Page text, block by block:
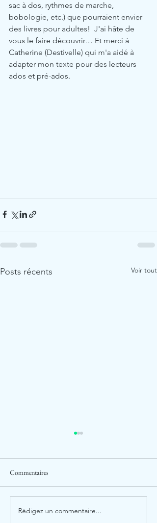
sac à dos, rythmes de marche,
bobologie, etc.) que pourraient envier
des livres pour adultes!  J'ai hâte de
vous le faire découvrir… Et merci à
Catherine (Destivelle) qui m'a aidé à
adapter mon texte pour des lecteurs
ados et pré-ados.
Posts récents Voir tout
La prise de risque… Une
Commentaires
Rédigez un commentaire...